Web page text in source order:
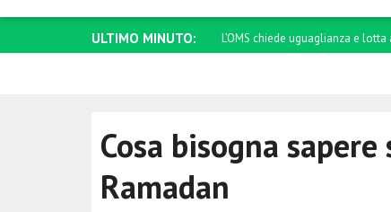
ULTIMO MINUTO: Carney: Spero che tutti possano
Cosa bisogna
Ramadan